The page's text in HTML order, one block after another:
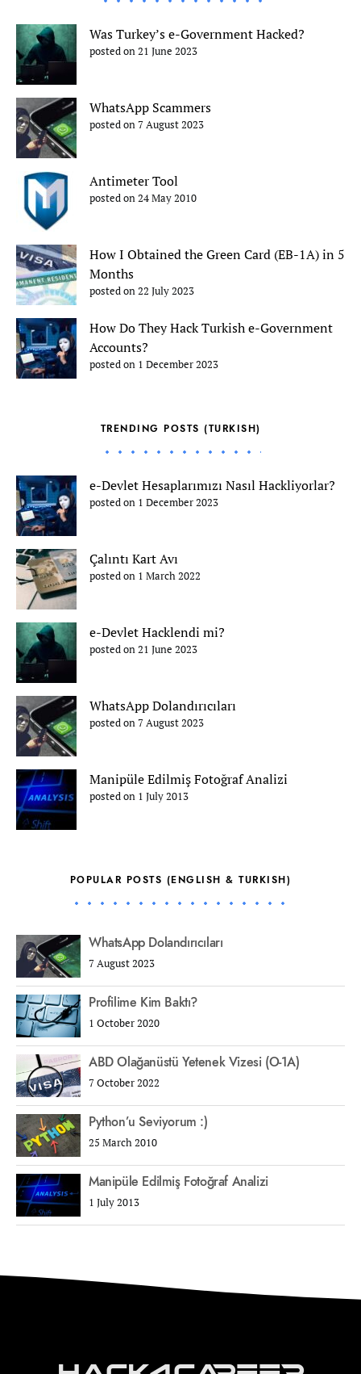
Was Turkey’s e-Government Hacked?
posted on 21 June 2023
WhatsApp Scammers
posted on 7 August 2023
Antimeter Tool
posted on 24 May 2010
How I Obtained the Green Card (EB-1A) in 5
Months
posted on 22 July 2023
How Do They Hack Turkish e-Government
Accounts?
posted on 1 December 2023
TRENDING POSTS (TURKISH)
e-Devlet Hesaplarımızı Nasıl Hackliyorlar?
posted on 1 December 2023
Çalıntı Kart Avı
posted on 1 March 2022
e-Devlet Hacklendi mi?
posted on 21 June 2023
WhatsApp Dolandırıcıları
posted on 7 August 2023
Manipüle Edilmiş Fotoğraf Analizi
posted on 1 July 2013
POPULAR POSTS (ENGLISH & TURKISH)
WhatsApp Dolandırıcıları
7 August 2023
Profilime Kim Baktı?
1 October 2020
ABD Olağanüstü Yetenek Vizesi (O-1A)
7 October 2022
Python’u Seviyorum :)
25 March 2010
Manipüle Edilmiş Fotoğraf Analizi
1 July 2013